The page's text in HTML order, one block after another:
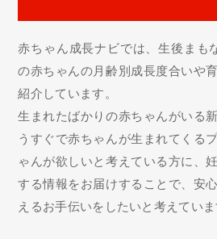
赤ちゃん成長ナビでは、生後まも
の赤ちゃんの月齢別成長度合いや
紹介しています。
生まれたばかりの赤ちゃんがいる
うすぐで赤ちゃんが生まれてくる
ゃんが欲しいと考えている方に、
する情報をお届けすることで、安
えるお手伝いをしたいと考えていま